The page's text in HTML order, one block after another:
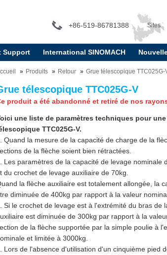
+86-519-86781388 Sites
Support International SINOMACH
Produits Retour Grue télescopique TTC025G-
télescopique TTC025G-V
produit a été abandonné et retiré de nos
une liste de paramètres techniques pour
TTC025G-V.
Quand la mesure de la capacité de charge de la
de la flèche soient bien rétractées.
Les paramètres de la capacité de levage nominale
du crochet de levage auxiliaire de 70kg.
la flèche auxiliaire est totalement allongée, la
diminuée de 400kg par rapport à la valeur
Si le crochet de levage est à l'extrémité du bras de
est diminuée de 300kg par rapport à la
de la flèche supportée par la simple poulie à
et limitée à 3000kg.
Lors de l'absence d'utilisation d'un cinquième pied